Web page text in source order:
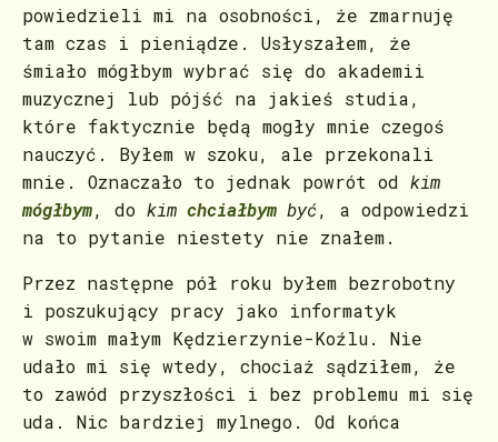
powiedzieli mi na osobności, że zmarnuję
tam czas i pieniądze. Usłyszałem, że
śmiało mógłbym wybrać się do akademii
muzycznej lub pójść na jakieś studia,
które faktycznie będą mogły mnie czegoś
nauczyć. Byłem w szoku, ale przekonali
mnie. Oznaczało to jednak powrót od kim
mógłbym, do kim chciałbym być, a odpowiedzi
na to pytanie niestety nie znałem.
Przez następne pół roku byłem bezrobotny
i poszukujący pracy jako informatyk
w swoim małym Kędzierzynie-Koźlu. Nie
udało mi się wtedy, chociaż sądziłem, że
to zawód przyszłości i bez problemu mi się
uda. Nic bardziej mylnego. Od końca